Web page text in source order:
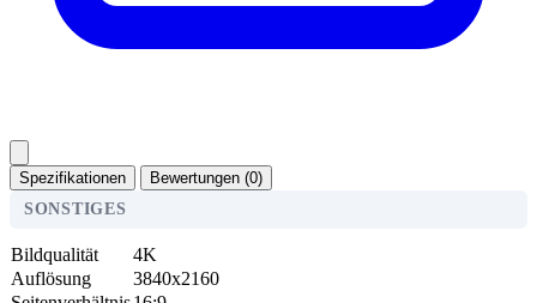
Spezifikationen
Bewertungen (0)
SONSTIGES
Bildqualität
4K
Auflösung
3840x2160